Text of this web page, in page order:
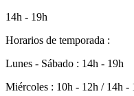
14h - 19h
Horarios de temporada :
Lunes - Sábado : 14h - 19h
Miércoles : 10h - 12h / 14h -